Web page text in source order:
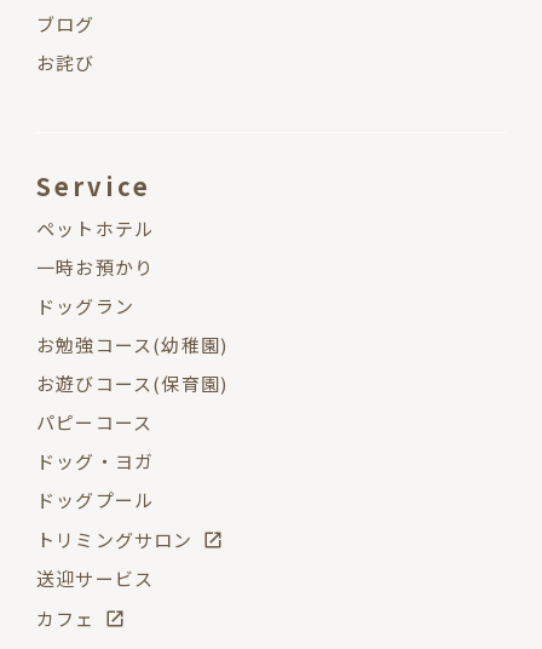
ブログ
お詫び
Service
ペットホテル
一時お預かり
ドッグラン
お勉強コース(幼稚園)
お遊びコース(保育園)
パピーコース
ドッグ・ヨガ
ドッグプール
トリミングサロン
送迎サービス
カフェ